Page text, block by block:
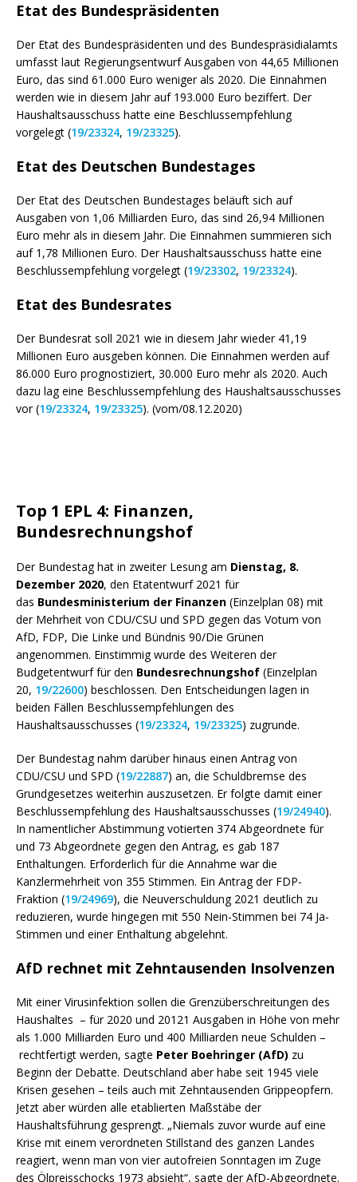
Etat des Bundespräsidenten
Der Etat des Bundespräsidenten und des Bundespräsidialamts
umfasst laut Regierungsentwurf Ausgaben von 44,65 Millionen
Euro, das sind 61.000 Euro weniger als 2020. Die Einnahmen
werden wie in diesem Jahr auf 193.000 Euro beziffert. Der
Haushaltsausschuss hatte eine Beschlussempfehlung
vorgelegt (19/23324, 19/23325).
Etat des Deutschen Bundestages
Der Etat des Deutschen Bundestages beläuft sich auf
Ausgaben von 1,06 Milliarden Euro, das sind 26,94 Millionen
Euro mehr als in diesem Jahr. Die Einnahmen summieren sich
auf 1,78 Millionen Euro. Der Haushaltsausschuss hatte eine
Beschlussempfehlung vorgelegt (19/23302, 19/23324).
Etat des Bundesrates
Der Bundesrat soll 2021 wie in diesem Jahr wieder 41,19
Millionen Euro ausgeben können. Die Einnahmen werden auf
86.000 Euro prognostiziert, 30.000 Euro mehr als 2020. Auch
dazu lag eine Beschlussempfehlung des Haushaltsausschusses
vor (19/23324, 19/23325). (vom/08.12.2020)
Top 1 EPL 4: Finanzen,
Bundesrechnungshof
Der Bundestag hat in zweiter Lesung am Dienstag, 8.
Dezember 2020, den Etatentwurf 2021 für
das Bundesministerium der Finanzen (Einzelplan 08) mit
der Mehrheit von CDU/CSU und SPD gegen das Votum von
AfD, FDP, Die Linke und Bündnis 90/Die Grünen
angenommen. Einstimmig wurde des Weiteren der
Budgetentwurf für den Bundesrechnungshof (Einzelplan
20, 19/22600) beschlossen. Den Entscheidungen lagen in
beiden Fällen Beschlussempfehlungen des
Haushaltsausschusses (19/23324, 19/23325) zugrunde.
Der Bundestag nahm darüber hinaus einen Antrag von
CDU/CSU und SPD (19/22887) an, die Schuldbremse des
Grundgesetzes weiterhin auszusetzen. Er folgte damit einer
Beschlussempfehlung des Haushaltsausschusses (19/24940).
In namentlicher Abstimmung votierten 374 Abgeordnete für
und 73 Abgeordnete gegen den Antrag, es gab 187
Enthaltungen. Erforderlich für die Annahme war die
Kanzlermehrheit von 355 Stimmen. Ein Antrag der FDP-
Fraktion (19/24969), die Neuverschuldung 2021 deutlich zu
reduzieren, wurde hingegen mit 550 Nein-Stimmen bei 74 Ja-
Stimmen und einer Enthaltung abgelehnt.
AfD rechnet mit Zehntausenden Insolvenzen
Mit einer Virusinfektion sollen die Grenzüberschreitungen des
Haushaltes – für 2020 und 20121 Ausgaben in Höhe von mehr
als 1.000 Milliarden Euro und 400 Milliarden neue Schulden –
rechtfertigt werden, sagte Peter Boehringer (AfD) zu
Beginn der Debatte. Deutschland aber habe seit 1945 viele
Krisen gesehen – teils auch mit Zehntausenden Grippeopfern.
Jetzt aber würden alle etablierten Maßstäbe der
Haushaltsführung gesprengt. „Niemals zuvor wurde auf eine
Krise mit einem verordneten Stillstand des ganzen Landes
reagiert, wenn man von vier autofreien Sonntagen im Zuge
des Ölpreisschocks 1973 absieht“, sagte der AfD-Abgeordnete.